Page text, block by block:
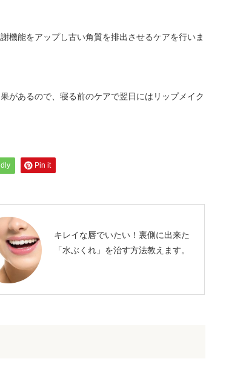
機能をアップし古い角質を排出させるケアを行いま
があるので、寝る前のケアで翌日にはリップメイク
Pin it
キレイな唇でいたい！裏側に出来た
「水ぶくれ」を治す方法教えます。